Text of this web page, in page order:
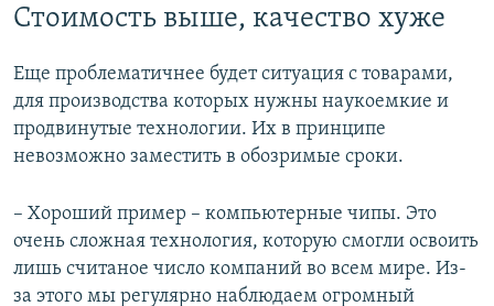
Стоимость выше, качество хуже
Еще проблематичнее будет ситуация с товарами,
для производства которых нужны наукоемкие и
продвинутые технологии. Их в принципе
невозможно заместить в обозримые сроки.
– Хороший пример – компьютерные чипы. Это
очень сложная технология, которую смогли освоить
лишь считаное число компаний во всем мире. Из-
за этого мы регулярно наблюдаем огромный